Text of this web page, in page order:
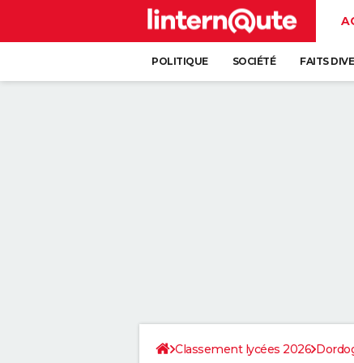
POLITIQUE SOCIÉTÉ FAITS
Classement lycées 2026